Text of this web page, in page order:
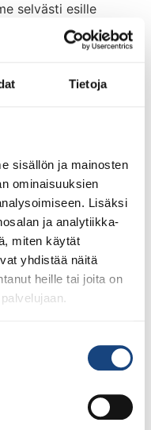
Tietoja
sisällön ja mainosten
ominaisuuksien
Lisäksi
ja analytiikka-
miten käytät
yhdistää näitä
heille tai joita on
selvästi esille
Venäjän
Venäjän armeijan
on äärimmäisen
Ukrainaa ja
kaikille